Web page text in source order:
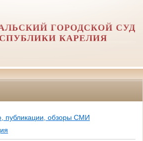
ГОРОДСКОЙ СУД
КАРЕЛИЯ
публикации, обзоры СМИ